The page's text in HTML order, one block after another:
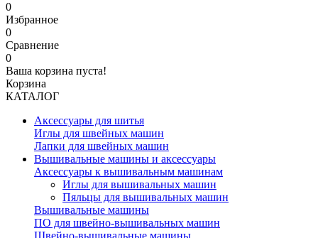
0
Избранное
0
Сравнение
0
Ваша корзина пуста!
Корзина
КАТАЛОГ
Аксессуары для шитья
Иглы для швейных машин
Лапки для швейных машин
Вышивальные машины и аксессуары
Аксессуары к вышивальным машинам
Иглы для вышивальных машин
Пяльцы для вышивальных машин
Вышивальные машины
ПО для швейно-вышивальных машин
Швейно-вышивальные машины